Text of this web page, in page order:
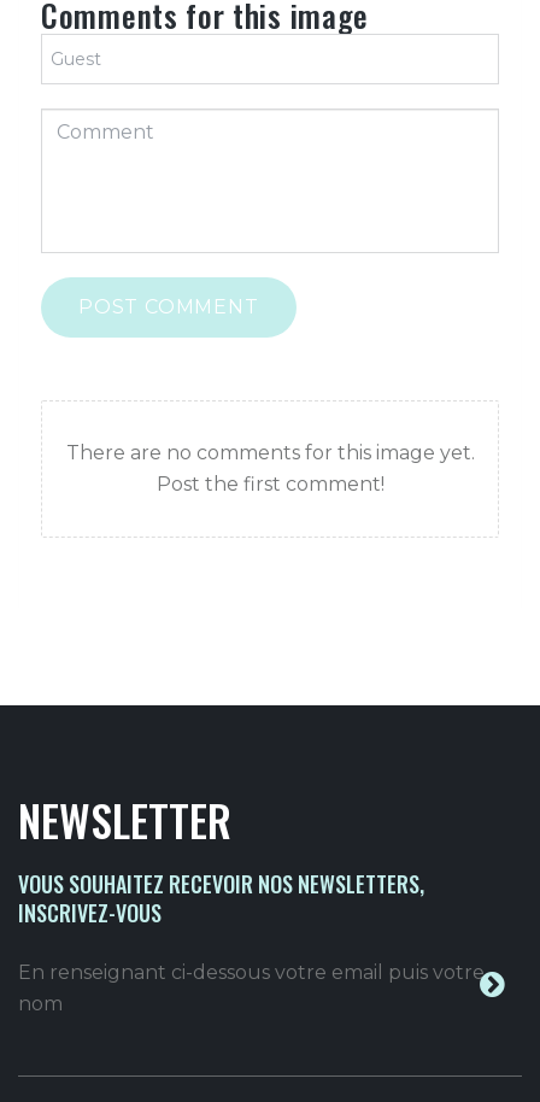
Comments for this image
POST COMMENT
There are no comments for this image yet.
Post the first comment!
NEWSLETTER
VOUS SOUHAITEZ RECEVOIR NOS NEWSLETTERS,
INSCRIVEZ-VOUS
En renseignant ci-dessous votre email puis votre
nom